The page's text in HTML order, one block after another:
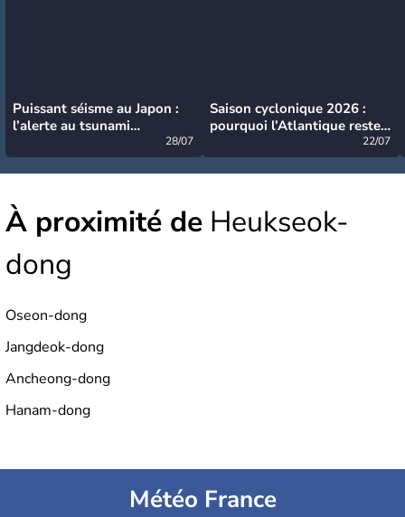
Puissant séisme au Japon :
l’alerte au tsunami
28/07
Saison cyclonique 2026 :
pourquoi l’Atlantique reste
22/07
À proximité de Heukseok-
dong
Oseon-dong
Jangdeok-dong
Ancheong-dong
Hanam-dong
Météo France